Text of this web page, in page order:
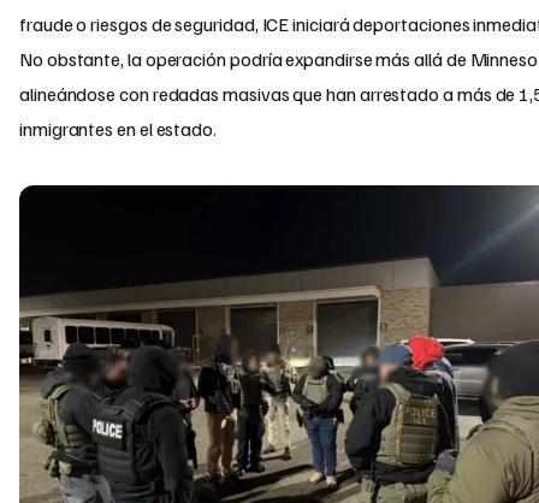
fraude o riesgos de seguridad, ICE iniciará deportaciones
No obstante, la operación podría expandirse más allá de
alineándose con redadas masivas que han arrestado a más de
inmigrantes en el estado.